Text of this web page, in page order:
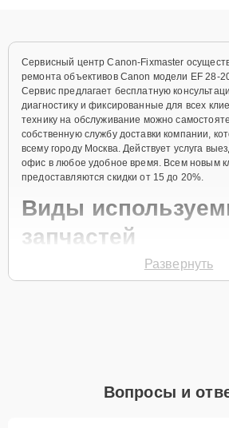
Сервисный центр Canon-Fixmaster
ремонта объективов Canon модели EF 28-
Сервис предлагает бесплатную
диагностику и фиксированные для всех
технику на обслуживание можно
собственную службу доставки компании,
всему городу Москва. Действует услуга
офис в любое удобное время. Всем новым
предоставляются скидки от 15 до 20%.
Виды
запчастей
Для ремонта объектива модели EF 28-200 f/
активное использование
Развернуть
Вопросы и